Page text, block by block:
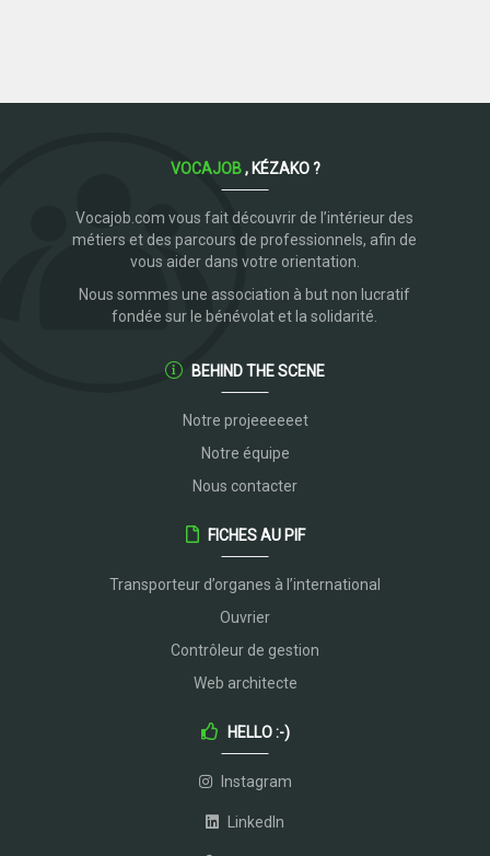
VOCAJOB, KÉZAKO ?
Vocajob.com vous fait découvrir de l’intérieur des
métiers et des parcours de professionnels, afin de
vous aider dans votre orientation.
Nous sommes une association à but non lucratif
fondée sur le bénévolat et la solidarité.
BEHIND THE SCENE
Notre projeeeeeet
Notre équipe
Nous contacter
FICHES AU PIF
Transporteur d’organes à l’international
Ouvrier
Contrôleur de gestion
Web architecte
HELLO :-)
Instagram
LinkedIn